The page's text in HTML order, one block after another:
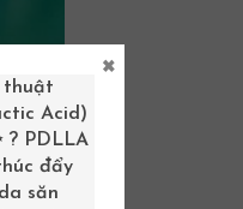
thuật
Acid)
? PDLLA
đẩy
săn
×